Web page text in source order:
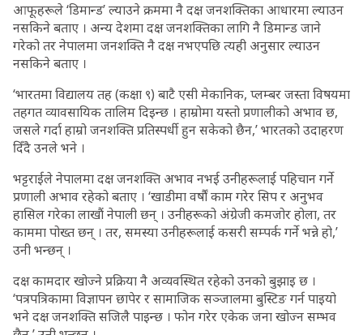
आफूहरूले ‘डिमान्ड’ ल्याउने क्रममा नै दक्ष जनशक्तिका आधारमा ल्याउन
नसकिने बताए । अन्य देशमा दक्ष जनशक्तिका लागि नै डिमान्ड जाने
गरेको तर नेपालमा जनशक्ति नै दक्ष नभएपछि त्यही अनुसार ल्याउन
नसकिने बताए ।
‘भारतमा विद्यालय तह (कक्षा ९) बाटै एसी मेकानिक, प्लम्बर जस्ता विषयमा
तहगत व्यावसायिक तालिम दिइन्छ । हाम्रोमा यस्तो प्रणालीको अभाव छ,
जसले गर्दा हाम्रो जनशक्ति प्रतिस्पर्धी हुन सकेको छैन,’ भारतको उदाहरण
दिँदै उनले भने ।
भट्टराईले नेपालमा दक्ष जनशक्ति अभाव नभई उनीहरूलाई पहिचान गर्ने
प्रणाली अभाव रहेको बताए । ‘खाडीमा वर्षौं काम गरेर सिप र अनुभव
हासिल गरेका लाखौं नेपाली छन् । उनीहरूको अंग्रेजी कमजोर होला, तर
काममा पोख्त छन् । तर, समस्या उनीहरूलाई कसरी सम्पर्क गर्ने भन्ने हो,’
उनी भन्छन् ।
दक्ष कामदार खोज्ने प्रक्रिया नै अव्यवस्थित रहेको उनको बुझाइ छ ।
‘पत्रपत्रिकामा विज्ञापन छापेर र सामाजिक सञ्जालमा बुस्टिङ गर्न पाइयो
भने दक्ष जनशक्ति सजिलै पाइन्छ । फोन गरेर एकेक जना खोज्न सम्भव